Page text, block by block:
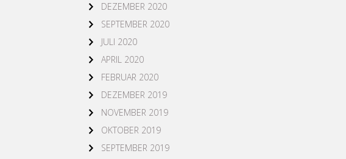
DEZEMBER 2020
SEPTEMBER 2020
JULI 2020
APRIL 2020
FEBRUAR 2020
DEZEMBER 2019
NOVEMBER 2019
OKTOBER 2019
SEPTEMBER 2019